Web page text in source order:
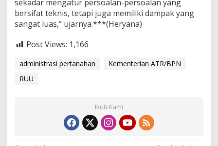
sekadar mengatur persoalan-persoalan yang
bersifat teknis, tetapi juga memiliki dampak yang
sangat luas,” ujarnya.***(Heryana)
Post Views: 1,166
administrasi pertanahan
Kementerian ATR/BPN
RUU
Ikuti Kami